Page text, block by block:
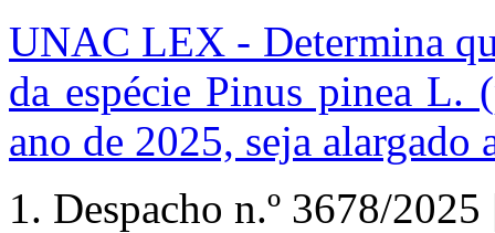
UNAC LEX - Determina
da espécie Pinus pinea L.
ano de 2025, seja alargado
1. Despacho n.º 3678/2025